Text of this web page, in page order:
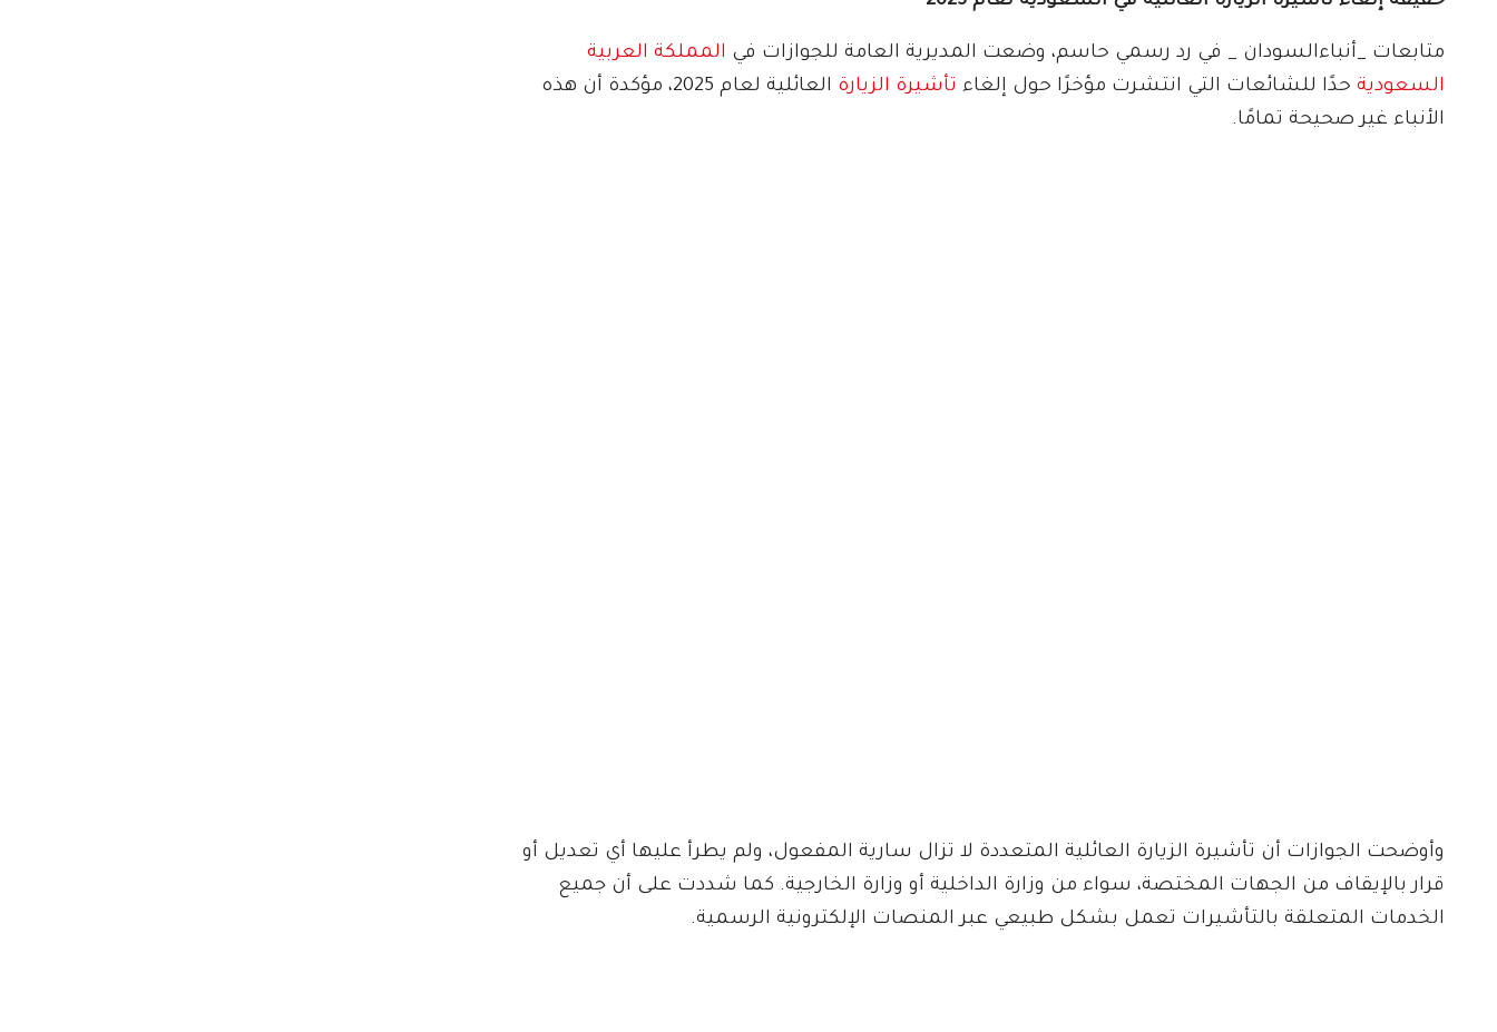
متابعات _أنباءالسودان _ في رد رسمي حاسم، وضعت المديرية العامة للجوازات في المملكة العربية
السعودية حدًا للشائعات التي انتشرت مؤخرًا حول إلغاء تأشيرة الزيارة
العائلية لعام 2025، مؤكدة أن هذه
الأنباء غير صحيحة تمامًا.
وأوضحت الجوازات أن تأشيرة الزيارة العائلية المتعددة لا تزال سارية المفعول، ولم يطرأ عليها أي تعديل أو
قرار بالإيقاف من الجهات المختصة، سواء من وزارة الداخلية أو وزارة الخارجية. كما شددت على أن جميع
الخدمات المتعلقة بالتأشيرات تعمل بشكل طبيعي عبر المنصات الإلكترونية الرسمية.